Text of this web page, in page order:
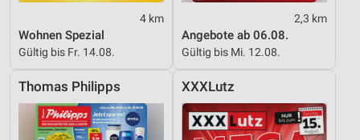
4 km
Wohnen Spezial
Gültig bis Fr. 14.08.
2,3 km
Angebote ab 06.08.
Gültig bis Mi. 12.08.
Thomas Philipps XXXLutz